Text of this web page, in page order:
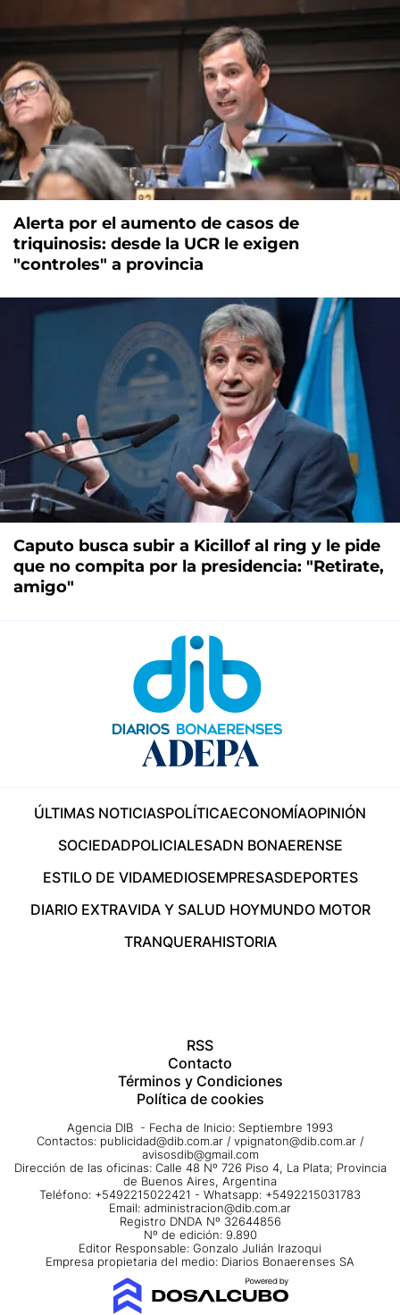
Alerta por el aumento de casos de
triquinosis: desde la UCR le exigen
"controles" a provincia
Caputo busca subir a Kicillof al ring y le pide
que no compita por la presidencia: "Retirate,
amigo"
ÚLTIMAS NOTICIASPOLÍTICAECONOMÍAOPINIÓN
SOCIEDADPOLICIALESADN BONAERENSE
ESTILO DE VIDAMEDIOSEMPRESASDEPORTES
DIARIO EXTRAVIDA Y SALUD HOYMUNDO MOTOR
TRANQUERAHISTORIA
RSS
Contacto
Términos y Condiciones
Política de cookies
Agencia DIB - Fecha de Inicio: Septiembre 1993
Contactos: publicidad@dib.com.ar / vpignaton@dib.com.ar /
avisosdib@gmail.com
Dirección de las oficinas: Calle 48 Nº 726 Piso 4, La Plata; Provincia
de Buenos Aires, Argentina
Teléfono: +5492215022421 - Whatsapp: +5492215031783
Email: administracion@dib.com.ar
Registro DNDA Nº 32644856
Nº de edición: 9.890
Editor Responsable: Gonzalo Julián Irazoqui
Empresa propietaria del medio: Diarios Bonaerenses SA